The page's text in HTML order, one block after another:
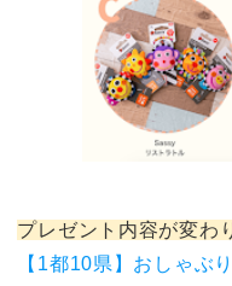
プレゼント内容が変わ
【1都10県】おしゃぶ